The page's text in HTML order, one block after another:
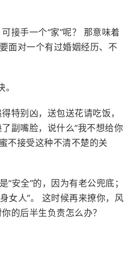
接手一个“家”呢？ 那意味着
面对一个有过婚姻经历、不
特别凶，送包送花请吃饭，
副嘴脸，说什么“我不想给你
不接受这种不清不楚的关
安全”的，因为有老公兜底；
女人”。 这时候再来撩你，风
的后半生负责怎么办？